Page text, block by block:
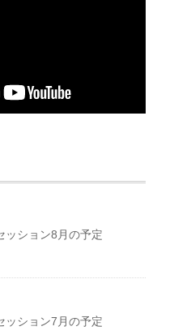
ッション8月の予定
ッション7月の予定